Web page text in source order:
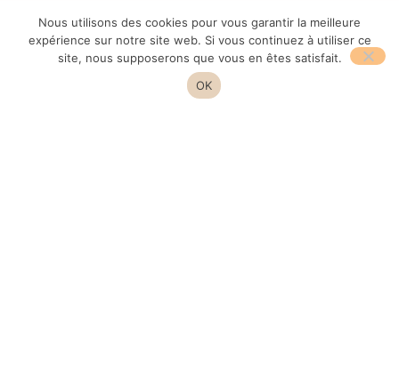
Nous utilisons des cookies pour vous garantir la meilleure
expérience sur notre site web. Si vous continuez à utiliser ce
site, nous supposerons que vous en êtes satisfait.
OK